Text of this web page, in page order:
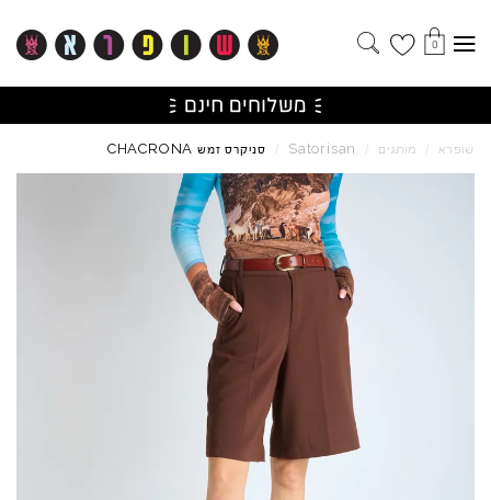
0
שופרא / מותגים /
Satorisan
/ סניקרס זמש CHACRONA